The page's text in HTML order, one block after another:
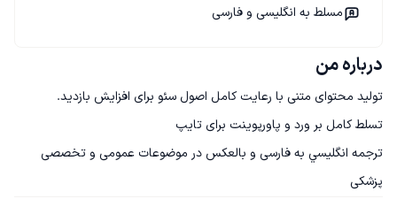
درباره من
ترجمه انگليسي به فارسی و بالعکس در موضوعات عمومی و تخصصی
پزشکی
مسلط به انگلیسی و فارسی